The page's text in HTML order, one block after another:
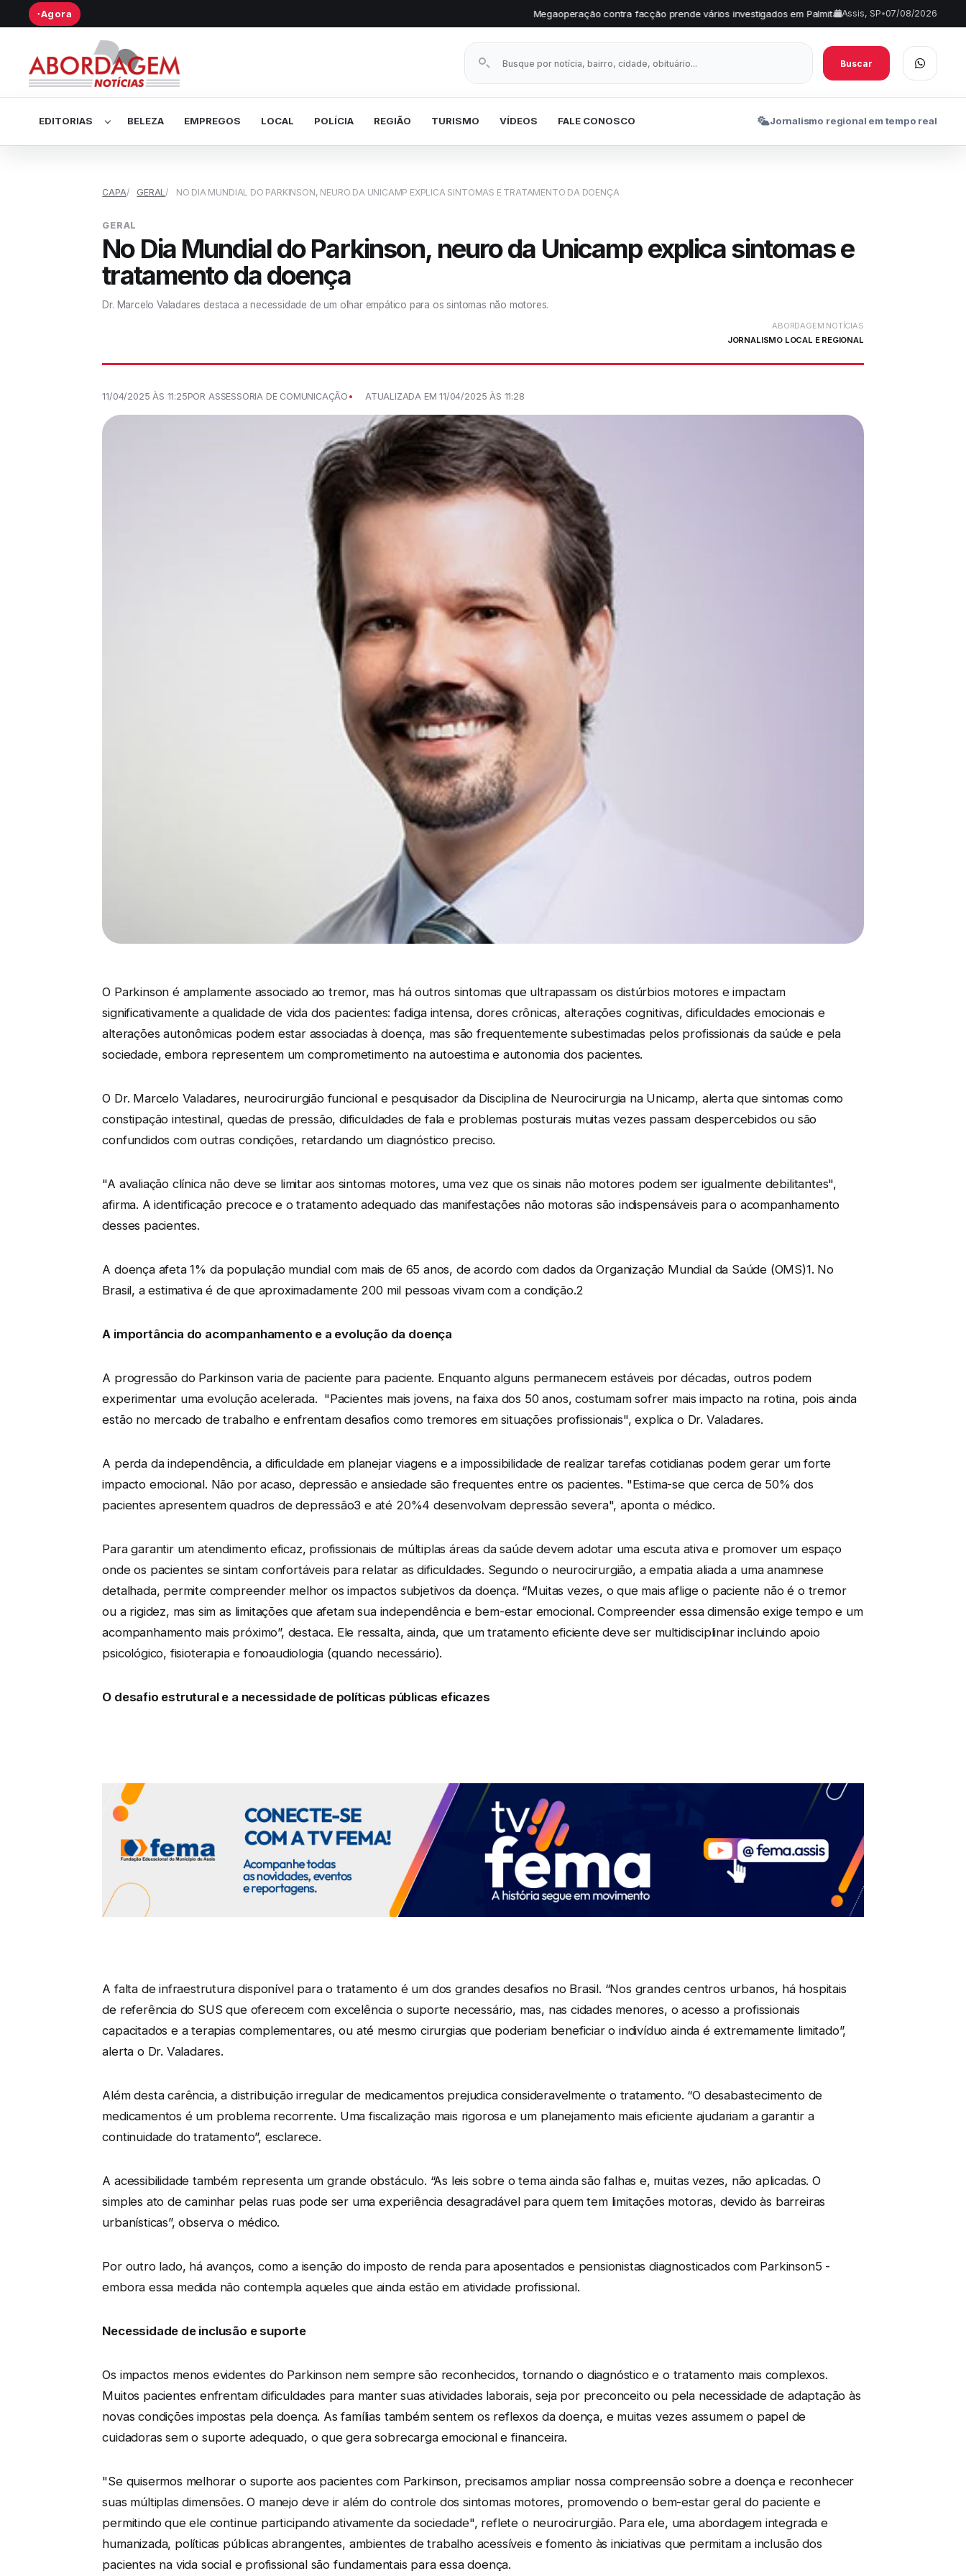
● Agora Megaoperação contra facção prende vários investigados em Palmital • FEMA divulga aprovados no
Assis, SP•07/08/2026
Buscar notícias
Buscar
EDITORIAS BELEZA EMPREGOS LOCAL POLÍCIA REGIÃO TURISMO VÍDEOS FALE CONOSCO Jornalismo regional em tempo real
CAPA GERAL NO DIA MUNDIAL DO PARKINSON, NEURO DA UNICAMP EXPLICA SINTOMAS E TRATAMENTO DA DOENÇA
GERAL
No Dia Mundial do Parkinson, neuro da Unicamp explica sintomas e
tratamento da doença
Dr. Marcelo Valadares destaca a necessidade de um olhar empático para os sintomas não motores.
ABORDAGEM NOTÍCIAS
JORNALISMO LOCAL E REGIONAL
11/04/2025 ÀS 11:25POR ASSESSORIA DE COMUNICAÇÃO ATUALIZADA EM 11/04/2025 ÀS 11:28
O Parkinson é amplamente associado ao tremor, mas há outros sintomas que ultrapassam os distúrbios motores e impactam
significativamente a qualidade de vida dos pacientes: fadiga intensa, dores crônicas, alterações cognitivas, dificuldades emocionais e
alterações autonômicas podem estar associadas à doença, mas são frequentemente subestimadas pelos profissionais da saúde e pela
sociedade, embora representem um comprometimento na autoestima e autonomia dos pacientes.
O Dr. Marcelo Valadares, neurocirurgião funcional e pesquisador da Disciplina de Neurocirurgia na Unicamp, alerta que sintomas como
constipação intestinal, quedas de pressão, dificuldades de fala e problemas posturais muitas vezes passam despercebidos ou são
confundidos com outras condições, retardando um diagnóstico preciso.
"A avaliação clínica não deve se limitar aos sintomas motores, uma vez que os sinais não motores podem ser igualmente debilitantes",
afirma. A identificação precoce e o tratamento adequado das manifestações não motoras são indispensáveis para o acompanhamento
desses pacientes.
A doença afeta 1% da população mundial com mais de 65 anos, de acordo com dados da Organização Mundial da Saúde (OMS)1. No
Brasil, a estimativa é de que aproximadamente 200 mil pessoas vivam com a condição.2
A importância do acompanhamento e a evolução da doença
A progressão do Parkinson varia de paciente para paciente. Enquanto alguns permanecem estáveis por décadas, outros podem
experimentar uma evolução acelerada. "Pacientes mais jovens, na faixa dos 50 anos, costumam sofrer mais impacto na rotina, pois ainda
estão no mercado de trabalho e enfrentam desafios como tremores em situações profissionais", explica o Dr. Valadares.
A perda da independência, a dificuldade em planejar viagens e a impossibilidade de realizar tarefas cotidianas podem gerar um forte
impacto emocional. Não por acaso, depressão e ansiedade são frequentes entre os pacientes. "Estima-se que cerca de 50% dos
pacientes apresentem quadros de depressão3 e até 20%4 desenvolvam depressão severa", aponta o médico.
Para garantir um atendimento eficaz, profissionais de múltiplas áreas da saúde devem adotar uma escuta ativa e promover um espaço
onde os pacientes se sintam confortáveis para relatar as dificuldades. Segundo o neurocirurgião, a empatia aliada a uma anamnese
detalhada, permite compreender melhor os impactos subjetivos da doença. “Muitas vezes, o que mais aflige o paciente não é o tremor
ou a rigidez, mas sim as limitações que afetam sua independência e bem-estar emocional. Compreender essa dimensão exige tempo e um
acompanhamento mais próximo”, destaca. Ele ressalta, ainda, que um tratamento eficiente deve ser multidisciplinar incluindo apoio
psicológico, fisioterapia e fonoaudiologia (quando necessário).
O desafio estrutural e a necessidade de políticas públicas eficazes
A falta de infraestrutura disponível para o tratamento é um dos grandes desafios no Brasil. “Nos grandes centros urbanos, há hospitais
de referência do SUS que oferecem com excelência o suporte necessário, mas, nas cidades menores, o acesso a profissionais
capacitados e a terapias complementares, ou até mesmo cirurgias que poderiam beneficiar o indivíduo ainda é extremamente limitado”,
alerta o Dr. Valadares.
Além desta carência, a distribuição irregular de medicamentos prejudica consideravelmente o tratamento. “O desabastecimento de
medicamentos é um problema recorrente. Uma fiscalização mais rigorosa e um planejamento mais eficiente ajudariam a garantir a
continuidade do tratamento”, esclarece.
A acessibilidade também representa um grande obstáculo. “As leis sobre o tema ainda são falhas e, muitas vezes, não aplicadas. O
simples ato de caminhar pelas ruas pode ser uma experiência desagradável para quem tem limitações motoras, devido às barreiras
urbanísticas”, observa o médico.
Por outro lado, há avanços, como a isenção do imposto de renda para aposentados e pensionistas diagnosticados com Parkinson5 -
embora essa medida não contempla aqueles que ainda estão em atividade profissional.
Necessidade de inclusão e suporte
Os impactos menos evidentes do Parkinson nem sempre são reconhecidos, tornando o diagnóstico e o tratamento mais complexos.
Muitos pacientes enfrentam dificuldades para manter suas atividades laborais, seja por preconceito ou pela necessidade de adaptação às
novas condições impostas pela doença. As famílias também sentem os reflexos da doença, e muitas vezes assumem o papel de
cuidadoras sem o suporte adequado, o que gera sobrecarga emocional e financeira.
"Se quisermos melhorar o suporte aos pacientes com Parkinson, precisamos ampliar nossa compreensão sobre a doença e reconhecer
suas múltiplas dimensões. O manejo deve ir além do controle dos sintomas motores, promovendo o bem-estar geral do paciente e
permitindo que ele continue participando ativamente da sociedade", reflete o neurocirurgião. Para ele, uma abordagem integrada e
humanizada, políticas públicas abrangentes, ambientes de trabalho acessíveis e fomento às iniciativas que permitam a inclusão dos
pacientes na vida social e profissional são fundamentais para essa doença.